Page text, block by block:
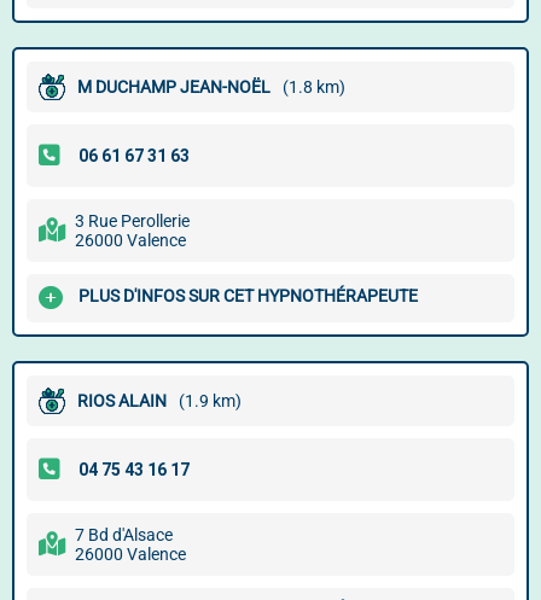
M DUCHAMP JEAN-NOËL (1.8 km)
3 Rue Perollerie
26000 Valence
PLUS D'INFOS SUR CET HYPNOTHÉRAPEUTE
RIOS ALAIN (1.9 km)
7 Bd d'Alsace
26000 Valence